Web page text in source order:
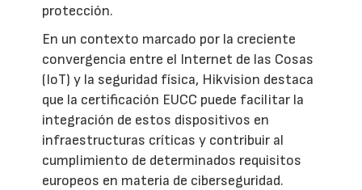
protección.
En un contexto marcado por la creciente
convergencia entre el Internet de las Cosas
(IoT) y la seguridad física, Hikvision destaca
que la certificación EUCC puede facilitar la
integración de estos dispositivos en
infraestructuras críticas y contribuir al
cumplimiento de determinados requisitos
europeos en materia de ciberseguridad.